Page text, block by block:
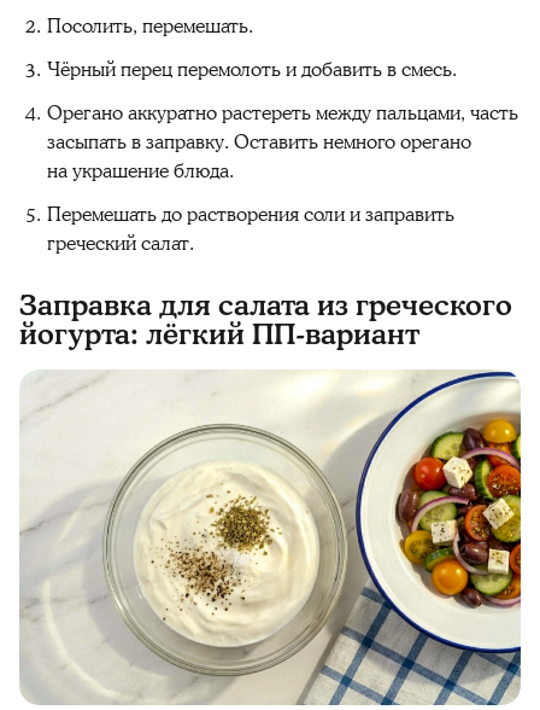
Посолить, перемешать.
Чёрный перец перемолоть и добавить в смесь.
Орегано аккуратно растереть между пальцами, часть
засыпать в заправку. Оставить немного орегано
на украшение блюда.
Перемешать до растворения соли и заправить
греческий салат.
Заправка для салата из греческого
йогурта: лёгкий ПП-вариант